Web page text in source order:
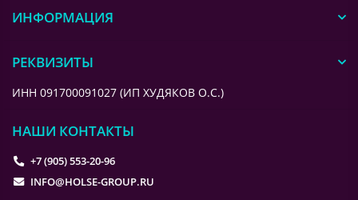
ИНФОРМАЦИЯ
РЕКВИЗИТЫ
ИНН 091700091027 (ИП ХУДЯКОВ О.С.)
НАШИ КОНТАКТЫ
+7 (905) 553-20-96
INFO@HOLSE-GROUP.RU